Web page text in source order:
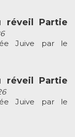
réveil Partie
Juive par le
réveil Partie
Juive par le